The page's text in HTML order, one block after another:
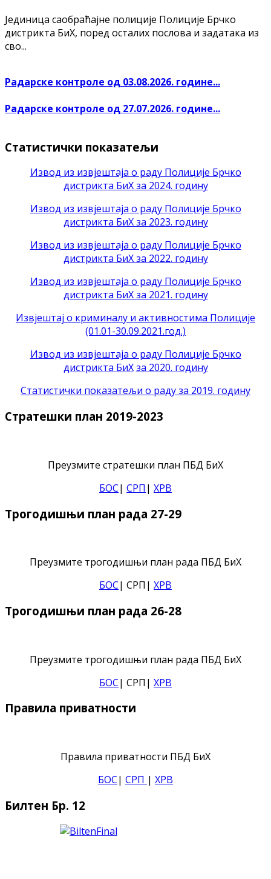
Јединица саобраћајне полиције Полиције Брчко
дистрикта БиХ, поред осталих послова и задатака из
сво...
Радарске контроле од 03.08.2026. године...
Радарске контроле од 27.07.2026. године...
Статистички показатељи
Извод из извјештаја о раду Полиције Брчко
дистрикта БиХ за 2024. годину
Извод из извјештаја о раду Полиције Брчко
дистрикта БиХ за 2023. годину
Извод из извјештаја о раду Полиције Брчко
дистрикта БиХ за 2022. годину
Извод из извјештаја о раду Полиције Брчко
дистрикта БиХ за 2021. годину
Извјештај о криминалу и активностима Полиције
(01.01-30.09.2021.год.)
Извод из извјештаја о раду Полиције Брчко
дистрикта БиХ за 2020. годину
Статистички показатељи о раду за 2019. годину
Стратешки план 2019-2023
Преузмите стратешки план ПБД БиХ
БОС| СРП | ХРВ
Трогодишњи план рада 27-29
Преузмите трогодишњи план рада ПБД БиХ
БОС| СРП| ХРВ
Трогодишњи план рада 26-28
Преузмите трогодишњи план рада ПБД БиХ
БОС| СРП| ХРВ
Правила приватности
Правила приватности ПБД БиХ
БОС| СРП | ХРВ
Билтен Бр. 12